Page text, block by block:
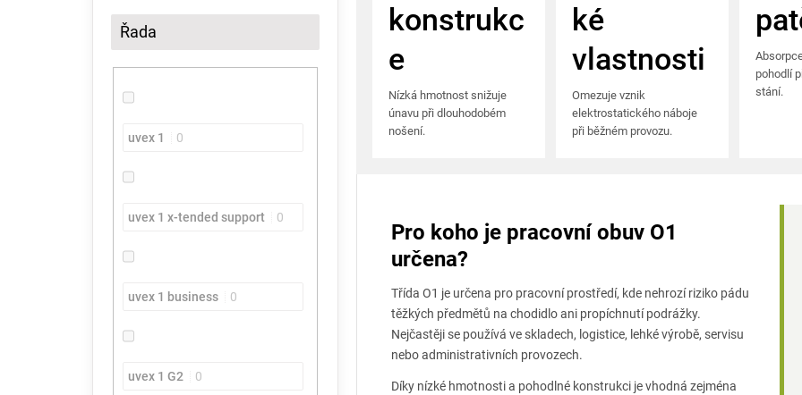
Řada
uvex 1 0
uvex 1 x-tended support 0
uvex 1 business 0
uvex 1 G2 0
konstrukc
e
Nízká hmotnost snižuje
únavu při dlouhodobém
nošení.
ké
vlastnosti
Omezuje vznik
elektrostatického náboje
při běžném provozu.
pohodlí
stání.
Pro koho je pracovní obuv O1
určena?
Třída O1 je určena pro pracovní prostředí, kde nehrozí riziko pádu
těžkých předmětů na chodidlo ani propíchnutí podrážky.
Nejčastěji se používá ve skladech, logistice, lehké výrobě, servisu
nebo administrativních provozech.
Díky nízké hmotnosti a pohodlné konstrukci je vhodná zejména